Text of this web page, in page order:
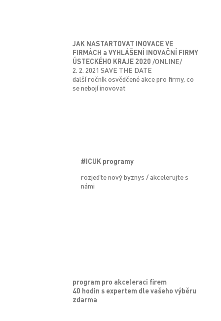
JAK NASTARTOVAT INOVACE VE
FIRMÁCH a VYHLÁŠENÍ INOVAČNÍ FIRMY
ÚSTECKÉHO KRAJE 2020 /ONLINE/
2. 2. 2021 SAVE THE DATE
další ročník osvědčené akce pro firmy, co
se nebojí inovovat
#ICUK programy
rozjeďte nový byznys / akcelerujte s
námi
program pro akceleraci firem
40 hodin s expertem dle vašeho výběru
zdarma